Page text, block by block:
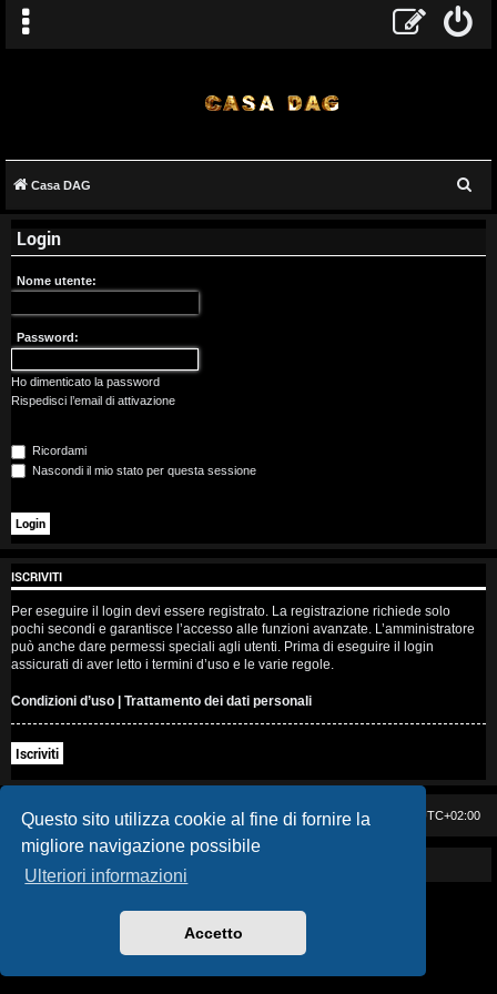
Questo sito utilizza cookie al fine di fornire la
migliore navigazione possibile
Ulteriori informazioni
Accetto
r
g
o
m
e
n
t
i
e
n
z
a
r
i
s
p
o
t
Casa DAG
Login
Nome utente:
Password:
Ho dimenticato la password
Rispedisci l’email di attivazione
Ricordami
Nascondi il mio stato per questa sessione
ISCRIVITI
Per eseguire il login devi essere registrato. La registrazione richiede solo
pochi secondi e garantisce l’accesso alle funzioni avanzate. L’amministratore
può anche dare permessi speciali agli utenti. Prima di eseguire il login
assicurati di aver letto i termini d’uso e le varie regole.
Condizioni d’uso | Trattamento dei dati personali
Iscriviti
Casa DAG Tutti gli orari sono UTC+02:00
Cancella cookie